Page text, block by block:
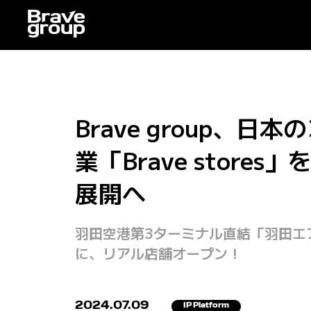
Brave group、日本
業「Brave stores」
展開へ
羽田空港第3ターミナル直結「羽田
に、リアル店舗オープン！
2024.07.09 IP Platform